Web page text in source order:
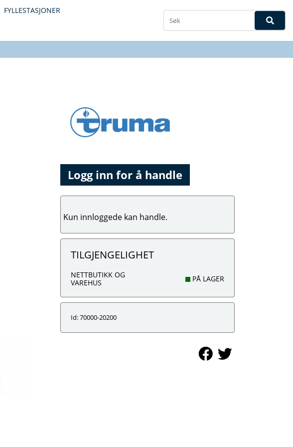
FYLLESTASJONER
Logg inn for å handle
Kun innloggede kan handle.
TILGJENGELIGHET
NETTBUTIKK OG
VAREHUS
PÅ LAGER
Id: 70000-20200